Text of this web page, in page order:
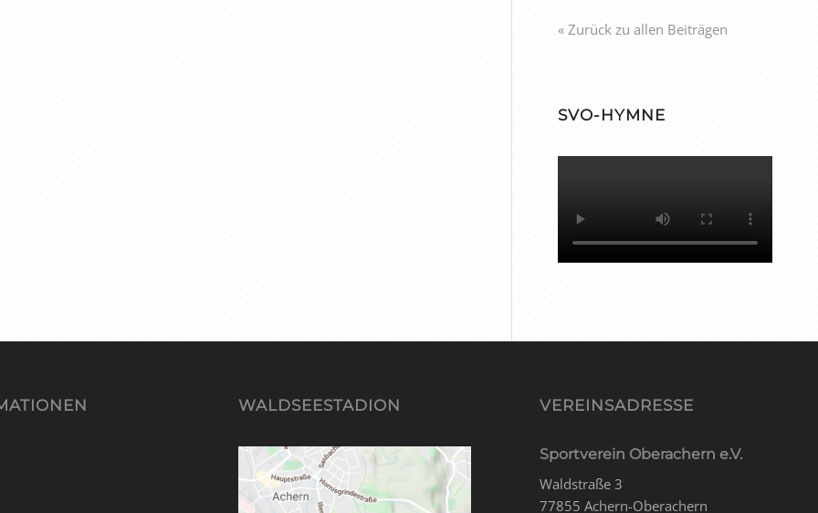
« Zurück zu allen Beiträgen
SVO-HYMNE
WALDSEESTADION VEREINSADRESSE
Sportverein Oberachern e.V.
Waldstraße 3
77855 Achern-Oberachern